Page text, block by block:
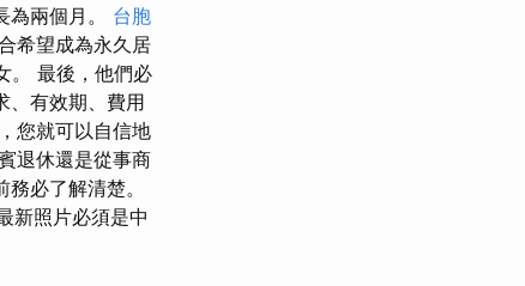
兩個月。 台胞
希望成為永久居
。 最後，他們必
、有效期、費用
您就可以自信地
退休還是從事商
必了解清楚。
新照片必須是中